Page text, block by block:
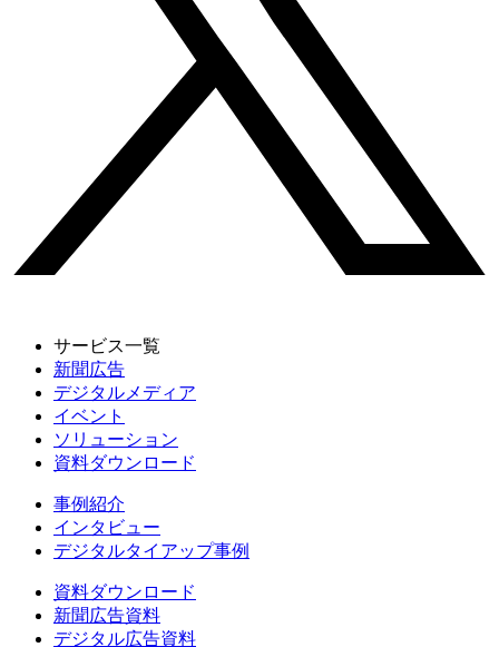
サービス一覧
新聞広告
デジタルメディア
イベント
ソリューション
資料ダウンロード
事例紹介
インタビュー
デジタルタイアップ事例
資料ダウンロード
新聞広告資料
デジタル広告資料